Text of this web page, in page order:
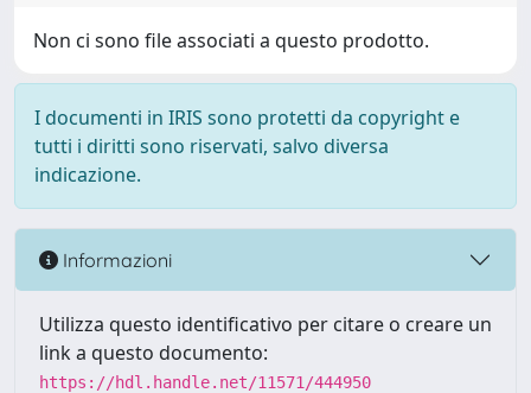
Non ci sono file associati a questo prodotto.
I documenti in IRIS sono protetti da copyright e
tutti i diritti sono riservati, salvo diversa
indicazione.
Informazioni
Utilizza questo identificativo per citare o creare un
link a questo documento:
https://hdl.handle.net/11571/444950